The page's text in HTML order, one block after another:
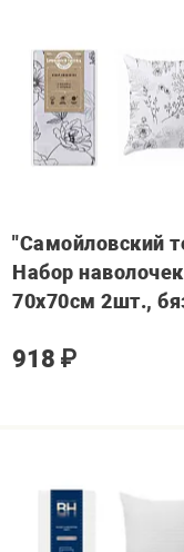
"Самойловский
Набор
70х70см 2шт.,
918 ₽